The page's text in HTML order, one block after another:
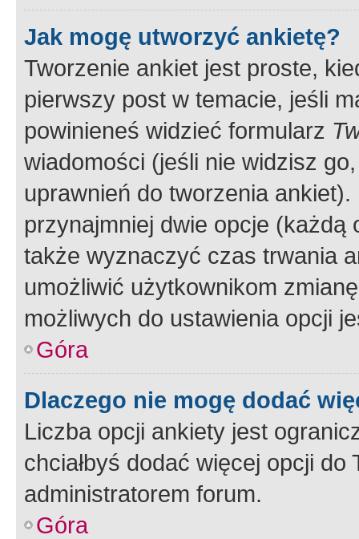
Jak mogę utworzyć ankietę?
Tworzenie ankiet jest proste,
pierwszy post w temacie, jeśli
powinieneś widzieć formularz
wiadomości (jeśli nie widzisz
uprawnień do tworzenia
przynajmniej dwie opcje
także wyznaczyć czas trwania
umożliwić użytkownikom
możliwych do ustawienia opcji
Góra
Dlaczego nie mogę dodać
Liczba opcji ankiety jest
chciałbyś dodać więcej opcji
administratorem forum.
Góra